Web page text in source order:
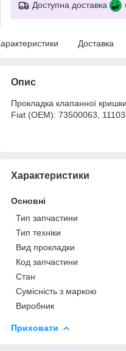
Доступна доставка
Доставка
Опис
Прокладка клапанної
Fiat (OEM): 73500063,
Характеристики
Основні
Тип запчастини
Тип техніки
Вид прокладки
Код запчастини
Стан
Сумісність з маркою
Виробник
Приховати